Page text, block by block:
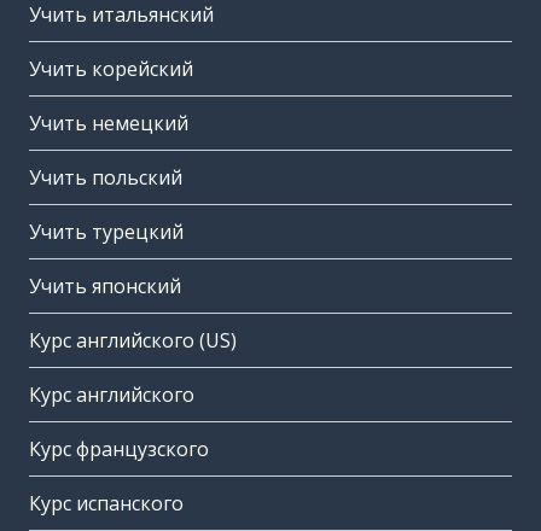
Учить итальянский
Учить корейский
Учить немецкий
Учить польский
Учить турецкий
Учить японский
Курс английского (US)
Курс английского
Курс французского
Курс испанского